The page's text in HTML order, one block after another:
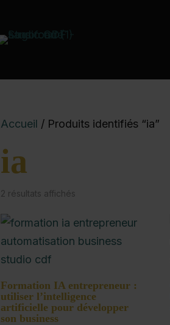
Accueil / Produits identifiés “ia”
ia
2 résultats affichés
Formation IA entrepreneur :
utiliser l’intelligence
artificielle pour développer
son business